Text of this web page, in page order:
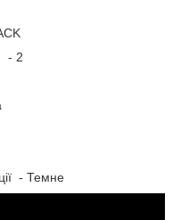
- 2
- Темне